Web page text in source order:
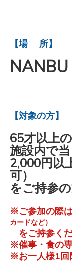
【場 所】
NANBU
【対象の方】
65才以上
施設内で当
2,000円以
可）
をご持参
※ご参加の際
カードなど）
をご持参くだ
※催事・食の専
※お一人様1回